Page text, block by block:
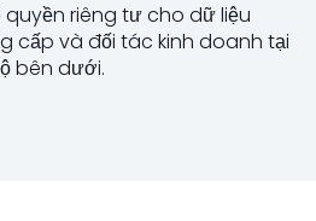
quyền riêng tư cho dữ liệu
cấp và đối tác kinh doanh tại
bên dưới.